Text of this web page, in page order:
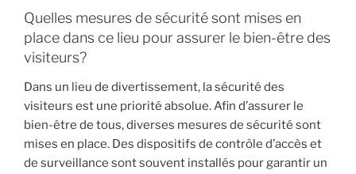
Quelles mesures de sécurité sont mises en
place dans ce lieu pour assurer le bien-être des
visiteurs?
Dans un lieu de divertissement, la sécurité des
visiteurs est une priorité absolue. Afin d’assurer le
bien-être de tous, diverses mesures de sécurité sont
mises en place. Des dispositifs de contrôle d’accès et
de surveillance sont souvent installés pour garantir un